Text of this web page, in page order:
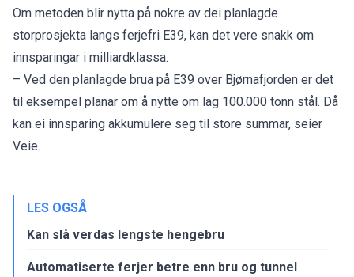
Om metoden blir nytta på nokre av dei planlagde
storprosjekta langs ferjefri E39, kan det vere snakk om
innsparingar i milliardklassa.
– Ved den planlagde brua på E39 over Bjørnafjorden er det
til eksempel planar om å nytte om lag 100.000 tonn stål. Då
kan ei innsparing akkumulere seg til store summar, seier
Veie.
LES OGSÅ
Kan slå verdas lengste hengebru
Automatiserte ferjer betre enn bru og tunnel